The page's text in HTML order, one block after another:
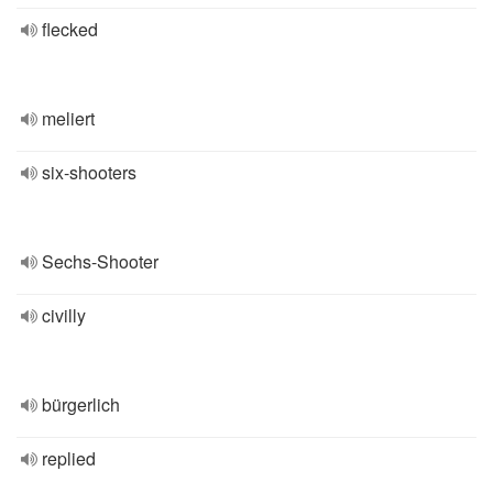
flecked
meliert
six-shooters
Sechs-Shooter
civilly
bürgerlich
replied